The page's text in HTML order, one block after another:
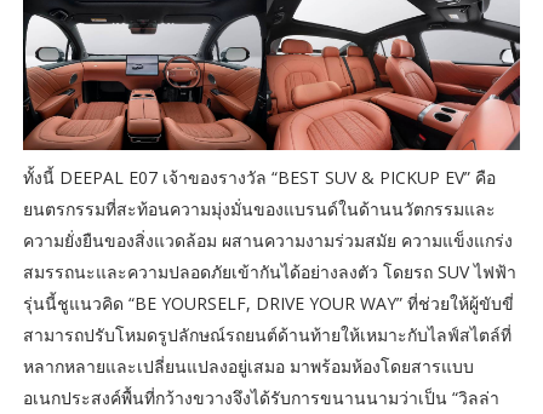
ทั้งนี้ DEEPAL E07 เจ้าของรางวัล “BEST SUV & PICKUP EV” คือ
ยนตรกรรมที่สะท้อนความมุ่งมั่นของแบรนด์ในด้านนวัตกรรมและ
ความยั่งยืนของสิ่งแวดล้อม ผสานความงามร่วมสมัย ความแข็งแกร่ง
สมรรถนะและความปลอดภัยเข้ากันได้อย่างลงตัว โดยรถ SUV ไฟฟ้า
รุ่นนี้ชูแนวคิด “BE YOURSELF, DRIVE YOUR WAY” ที่ช่วยให้ผู้ขับขี่
สามารถปรับโหมดรูปลักษณ์รถยนต์ด้านท้ายให้เหมาะกับไลฟ์สไตล์ที่
หลากหลายและเปลี่ยนแปลงอยู่เสมอ มาพร้อมห้องโดยสารแบบ
อเนกประสงค์พื้นที่กว้างขวางจึงได้รับการขนานนามว่าเป็น “วิลล่า